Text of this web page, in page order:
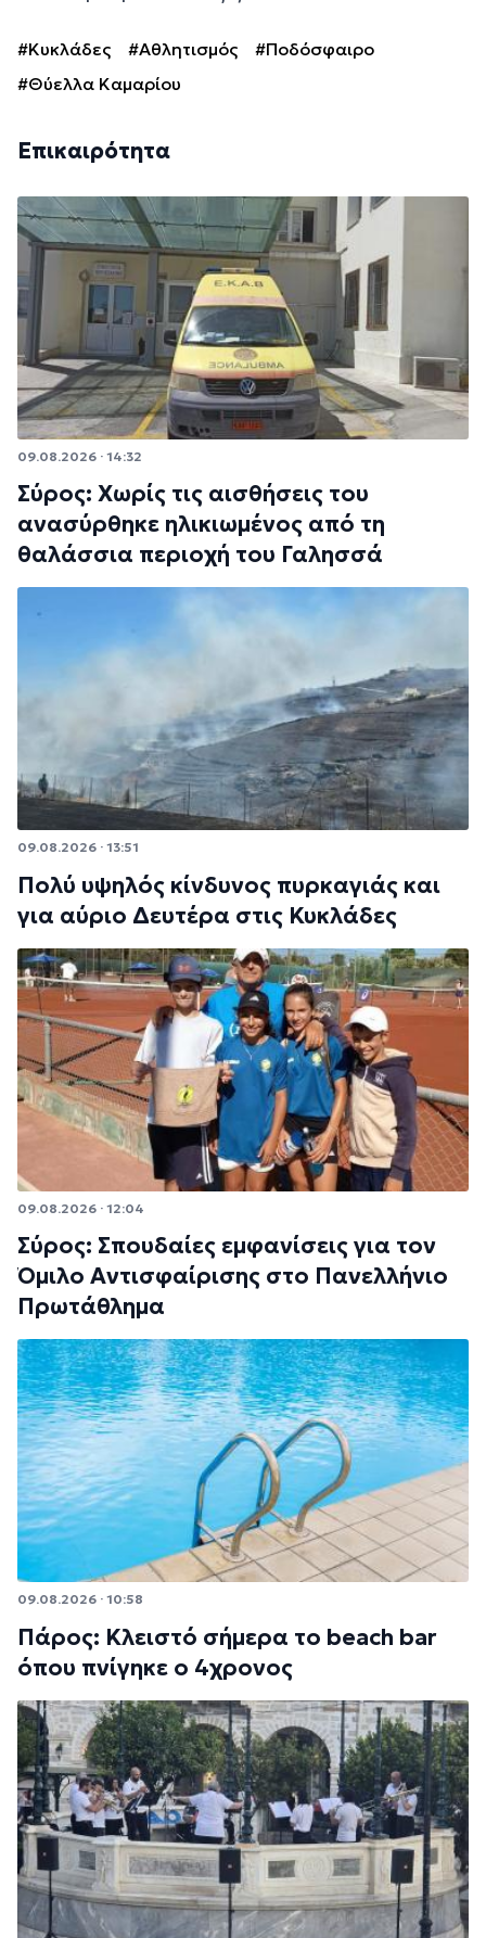
#Κυκλάδες #Αθλητισμός
#Ποδόσφαιρο
#Θύελλα Καμαρίου
Επικαιρότητα
09.08.2026 · 14:32
Σύρος: Χωρίς τις αισθήσεις του
ανασύρθηκε ηλικιωμένος από τη
θαλάσσια περιοχή του Γαλησσά
09.08.2026 · 13:51
Πολύ υψηλός κίνδυνος πυρκαγιάς και
για αύριο Δευτέρα στις Κυκλάδες
09.08.2026 · 12:04
Σύρος: Σπουδαίες εμφανίσεις για τον
Όμιλο Αντισφαίρισης στο Πανελλήνιο
Πρωτάθλημα
09.08.2026 · 10:58
Πάρος: Κλειστό σήμερα το beach bar
όπου πνίγηκε ο 4χρονος